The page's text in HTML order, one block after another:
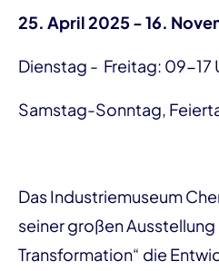
25. April 2025 - 16.
Dienstag - Freitag: 09-17
Samstag-Sonntag,
Das Industriemuseum
seiner großen Ausstellung
Transformation“ die